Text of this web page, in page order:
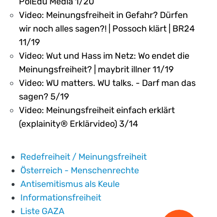
Video: Meinungsfreiheit in Gefahr? Dürfen
wir noch alles sagen?! | Possoch klärt | BR24
11/19
Video: Wut und Hass im Netz: Wo endet die
Meinungsfreiheit? | maybrit illner 11/19
Video: WU matters. WU talks. - Darf man das
sagen? 5/19
Video: Meinungsfreiheit einfach erklärt
(explainity® Erklärvideo) 3/14
Redefreiheit / Meinungsfreiheit
Österreich - Menschenrechte
Antisemitismus als Keule
Informationsfreiheit
Liste GAZA